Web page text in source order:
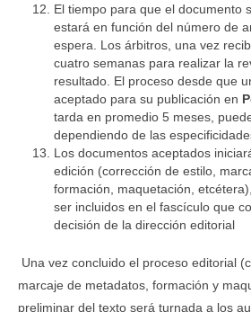
El tiempo para que el documento
estará en función del número de
espera. Los árbitros, una vez
cuatro semanas para realizar la
resultado. El proceso desde que
aceptado para su publicación en
tarda en promedio 5 meses,
dependiendo de las
Los documentos aceptados
edición (corrección de estilo,
formación, maquetación,
ser incluidos en el fascículo que
decisión de la dirección editorial
Una vez concluido el proceso editorial
marcaje de metadatos, formación y
preliminar del texto será turnada a los